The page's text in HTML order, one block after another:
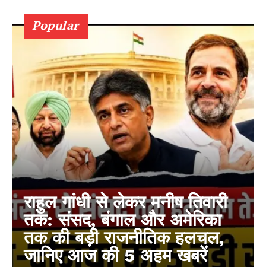
Popular
राहुल गांधी से लेकर मनीष तिवारी
तक: संसद, बंगाल और अमेरिका
तक की बड़ी राजनीतिक हलचल,
जानिए आज की 5 अहम खबरें